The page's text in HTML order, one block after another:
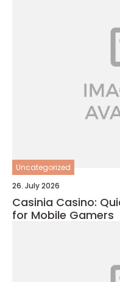
Uncategorized
26. July 2026
Casinia Casino:
for Mobile Gamers